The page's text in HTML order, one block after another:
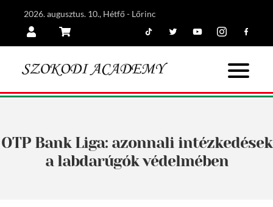
2026. augusztus. 10., Hétfő - Lőrinc
OTP Bank Liga: azonnali intézkedések
a labdarúgók védelmében